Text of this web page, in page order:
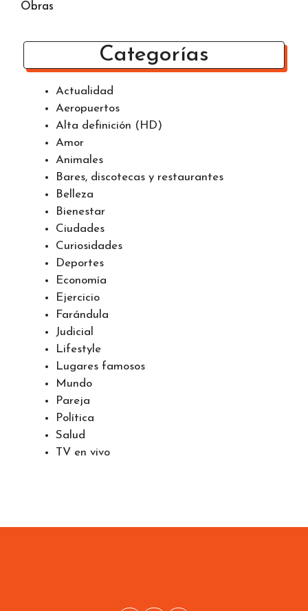
Obras
Categorías
Actualidad
Aeropuertos
Alta definición (HD)
Amor
Animales
Bares, discotecas y restaurantes
Belleza
Bienestar
Ciudades
Curiosidades
Deportes
Economía
Ejercicio
Farándula
Judicial
Lifestyle
Lugares famosos
Mundo
Pareja
Política
Salud
TV en vivo